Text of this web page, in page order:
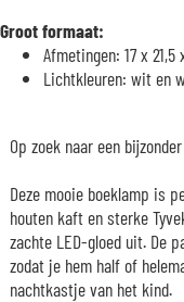
Groot formaat:
Afmetingen: 17 x 21,5
Lichtkleuren: wit en
Op zoek naar een
Deze mooie boeklamp is
houten kaft en sterke
zachte LED-gloed uit. De
zodat je hem half of
nachtkastje van het kind.